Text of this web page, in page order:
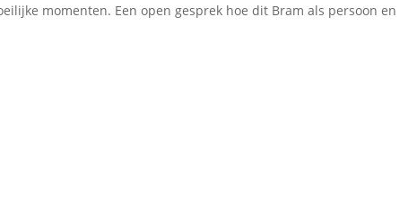
momenten. Een open gesprek hoe dit Bram als persoon en